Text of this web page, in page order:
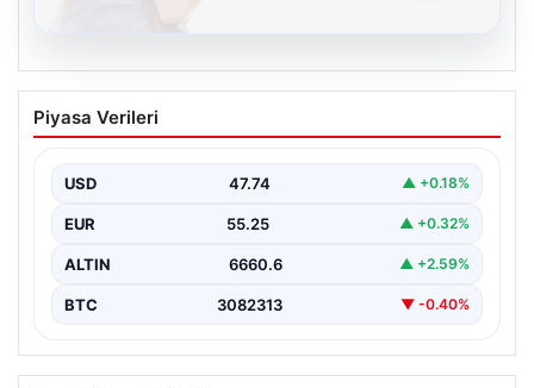
Kelebek sohbet platformu İle Dijital
İletişimin Seviyeli Adresi Ve Chat
İnternet dünyasında kullanıcıların güvenli bir şekilde
Günümüzde…
Piyasa Verileri
USD 47.74 ▲ +0.18%
EUR 55.25 ▲ +0.32%
ALTIN 6660.6 ▲ +2.59%
BTC 3082313 ▼ -0.40%